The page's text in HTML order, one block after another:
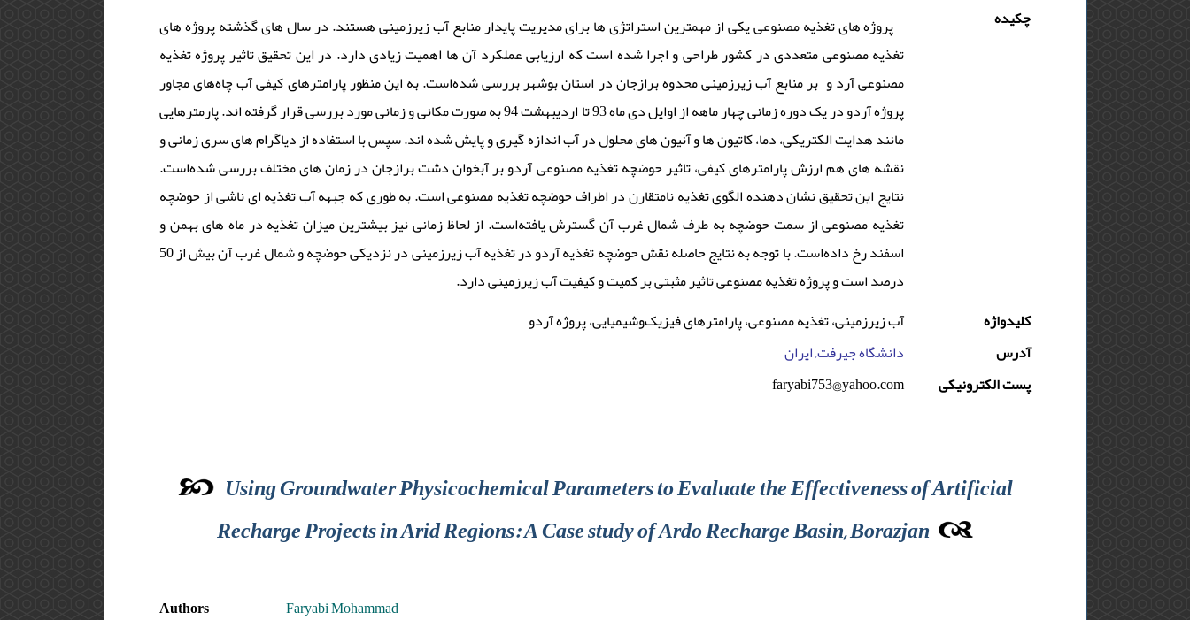
چکیده
پروژه های تغذیه مصنوعی یکی از مهمترین استراتژی ها برای مدیریت پایدار منابع آب زیرزمینی هستند. در سال های گذشته پروژه های
تغذیه مصنوعی متعددی در کشور طراحی و اجرا شده است که ارزیابی عملکرد آن ها اهمیت زیادی دارد. در این تحقیق تاثیر پروژه تغذیه
مصنوعی آرد و بر منابع آب زیرزمینی محدوه برازجان در استان بوشهر بررسی شده‌است. به این منظور پارامترهای کیفی آب چاه‌های مجاور
پروژه آردو در یک دوره زمانی چهار ماهه از اوایل دی ماه 93 تا اردیبهشت 94 به صورت مکانی و زمانی مورد بررسی قرار گرفته اند. پارمترهایی
مانند هدایت الکتریکی، دما، کاتیون ها و آنیون های محلول در آب اندازه گیری و پایش شده اند. سپس با استفاده از دیاگرام های سری زمانی و
نقشه های هم ارزش پارامترهای کیفی، تاثیر حوضچه تغذیه مصنوعی آردو بر آبخوان دشت برازجان در زمان های مختلف بررسی شده‌است.
نتایج این تحقیق نشان دهنده الگوی تغذیه نامتقارن در اطراف حوضچه تغذیه مصنوعی است. به طوری که جبهه آب تغذیه ای ناشی از حوضچه
تغذیه مصنوعی از سمت حوضچه به طرف شمال غرب آن گسترش یافته‌است. از لحاظ زمانی نیز بیشترین میزان تغذیه در ماه های بهمن و
اسفند رخ داده‌است. با توجه به نتایج حاصله نقش حوضچه تغذیه آردو در تغذیه آب زیرزمینی در نزدیکی حوضچه و شمال غرب آن بیش از 50
درصد است و پروژه تغذیه مصنوعی تاثیر مثبتی بر کمیت و کیفیت آب زیرزمینی دارد.
کلیدواژه
آب زیرزمینی، تغذیه مصنوعی، پارامترهای فیزیک‌وشیمیایی، پروژه آردو
آدرس
دانشگاه جیرفت, ایران
پست الکترونیکی
faryabi753@yahoo.com
Using Groundwater Physicochemical Parameters to Evaluate the Effectiveness of Artificial
Recharge Projects in Arid Regions: A Case study of Ardo Recharge Basin, Borazjan
Authors
Faryabi Mohammad